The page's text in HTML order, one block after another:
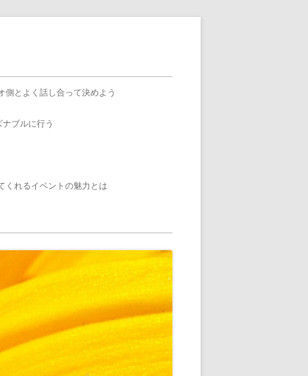
側とよく話し合って決めよう
ブルに行う
くれるイベントの魅力とは